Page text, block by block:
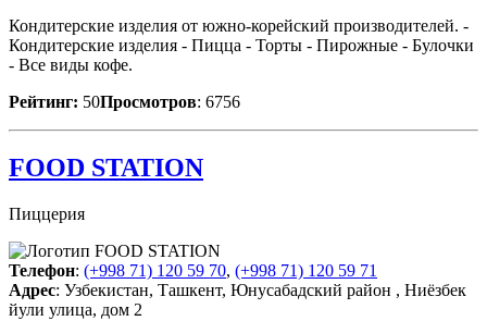
Кондитерские изделия от южно-корейский производителей. -
Кондитерские изделия - Пицца - Торты - Пирожные - Булочки
- Все виды кофе.
Рейтинг: 50Просмотров: 6756
FOOD STATION
Пиццерия
Телефон: (+998 71) 120 59 70, (+998 71) 120 59 71
Адрес: Узбекистан, Ташкент, Юнусабадский район , Ниёзбек
йули улица, дом 2